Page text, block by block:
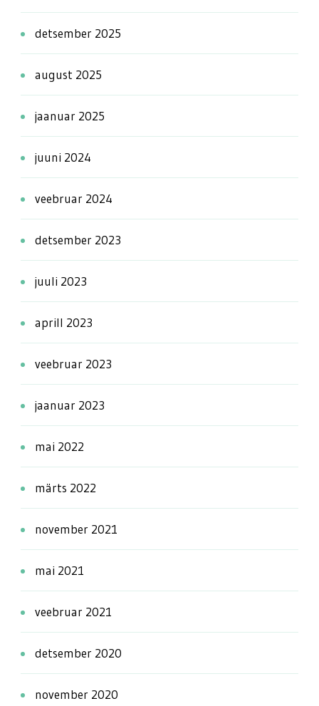
detsember 2025
august 2025
jaanuar 2025
juuni 2024
veebruar 2024
detsember 2023
juuli 2023
aprill 2023
veebruar 2023
jaanuar 2023
mai 2022
märts 2022
november 2021
mai 2021
veebruar 2021
detsember 2020
november 2020